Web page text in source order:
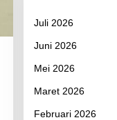
Juli 2026
Juni 2026
Mei 2026
Maret 2026
Februari 2026